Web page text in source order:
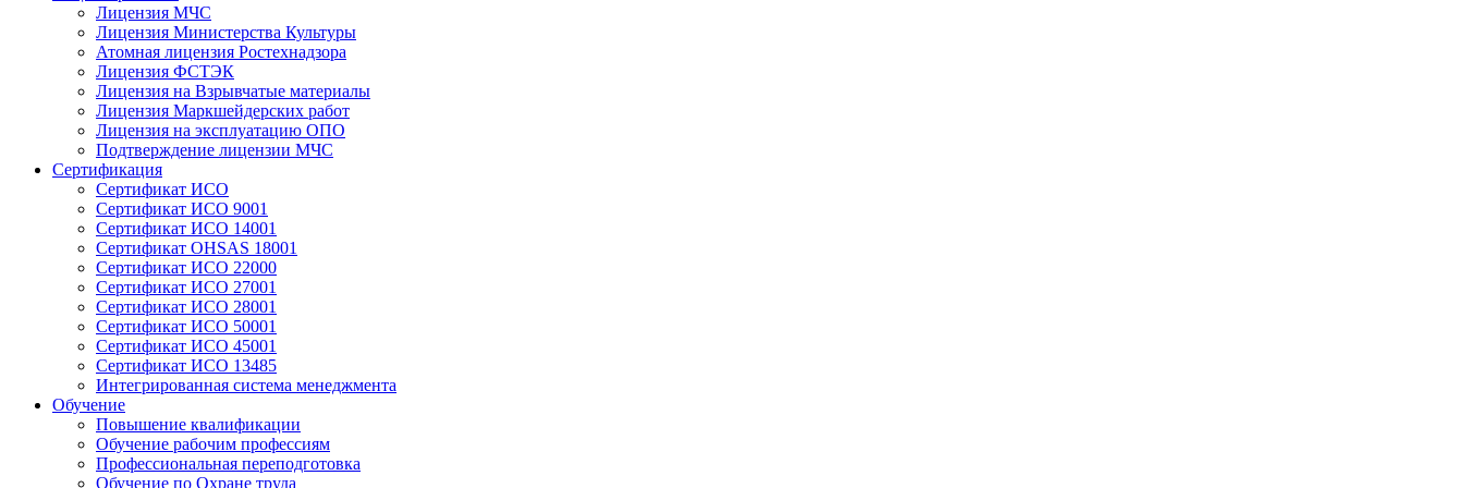
Лицензия МЧС
Лицензия Министерства Культуры
Атомная лицензия Ростехнадзора
Лицензия ФСТЭК
Лицензия на Взрывчатые материалы
Лицензия Маркшейдерских работ
Лицензия на эксплуатацию ОПО
Подтверждение лицензии МЧС
Сертификация
Сертификат ИСО
Сертификат ИСО 9001
Сертификат ИСО 14001
Сертификат OHSAS 18001
Сертификат ИСО 22000
Сертификат ИСО 27001
Сертификат ИСО 28001
Сертификат ИСО 50001
Сертификат ИСО 45001
Сертификат ИСО 13485
Интегрированная система менеджмента
Обучение
Повышение квалификации
Обучение рабочим профессиям
Профессиональная переподготовка
Обучение по Охране труда